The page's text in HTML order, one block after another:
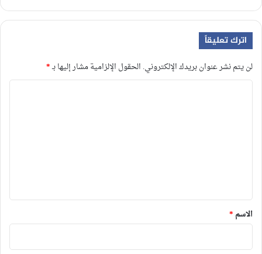
اترك تعليقاً
لن يتم نشر عنوان بريدك الإلكتروني. الحقول الإلزامية مشار إليها بـ*
*
الاسم *